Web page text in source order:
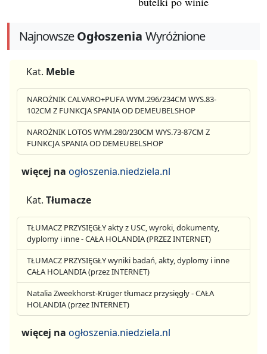
NajnowszeOgłoszenia Wyróżnione
Kat. Meble
NAROŻNIK CALVARO+PUFA WYM.296/234CM WYS.83-
102CM Z FUNKCJA SPANIA OD DEMEUBELSHOP
NAROŻNIK LOTOS WYM.280/230CM WYS.73-87CM Z
FUNKCJA SPANIA OD DEMEUBELSHOP
więcej na ogłoszenia.niedziela.nl
Kat. Tłumacze
TŁUMACZ PRZYSIĘGŁY akty z USC, wyroki, dokumenty,
dyplomy i inne - CAŁA HOLANDIA (PRZEZ INTERNET)
TŁUMACZ PRZYSIĘGŁY wyniki badań, akty, dyplomy i inne
CAŁA HOLANDIA (przez INTERNET)
Natalia Zweekhorst-Krüger tłumacz przysięgły - CAŁA
HOLANDIA (przez INTERNET)
więcej na ogłoszenia.niedziela.nl